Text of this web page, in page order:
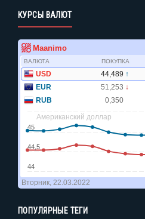
КУРСЫ ВАЛЮТ
ПОПУЛЯРНЫЕ ТЕГИ